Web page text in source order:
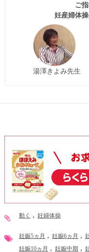
ご
妊産婦体
湯澤きよみ先生
動く 妊婦体操
妊娠5ヵ月 妊娠6ヵ月
妊娠10ヵ月 妊娠中期